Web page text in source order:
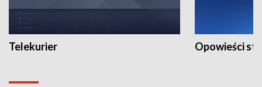
Telekurier Opowieści